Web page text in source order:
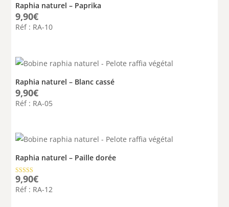
Raphia naturel – Paprika
9,90€
Réf : RA-10
Raphia naturel – Blanc cassé
9,90€
Réf : RA-05
Raphia naturel – Paille dorée
Note
5.00
sur 5
9,90€
Réf : RA-12